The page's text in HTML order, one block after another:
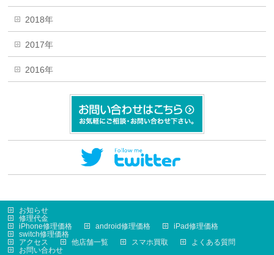
2018年
2017年
2016年
お知らせ
修理代金
iPhone修理価格
android修理価格
iPad修理価格
switch修理価格
アクセス
他店舗一覧 スマホ買取
よくある質問
お問い合わせ